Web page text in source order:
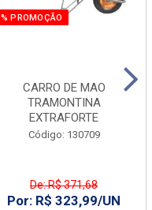
% PROMOÇÃO
CARRO DE MAO
TRAMONTINA
EXTRAFORTE
Código: 130709
De: R$ 371,68
Por: R$ 323,99/UN